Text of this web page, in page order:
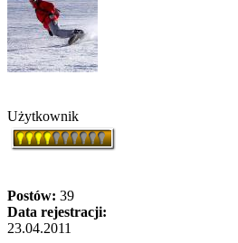
Użytkownik
Postów: 39
Data rejestracji:
23.04.2011